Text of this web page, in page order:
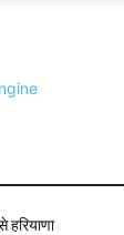
हरियाणा